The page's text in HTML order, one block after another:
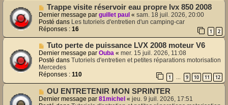
a
g
e
a
u
m
e
s
g
e
N
o
u
v
e
a
m
e
s
s
a
g
e
Trappe visite réservoir eau propre lvx 850 2008
Dernier message par guillet paul « sam. 18 juil. 2026, 20:00
Posté dans Les tutoriels d'entretien d'un camping-car
Réponses : 16 1 2
N
o
u
v
e
u
m
e
Tuto perte de puissance LVX 2008 moteur V6
Dernier message par Ouba « mer. 15 juil. 2026, 11:08
Posté dans Tutoriels d'entretien et petites réparations motorisation
Mercedes
Réponses : 110 1 … 9 10 11 12
N
o
OU ENTRETENIR MON SPRINTER
Dernier message par 81michel « jeu. 9 juil. 2026, 17:51